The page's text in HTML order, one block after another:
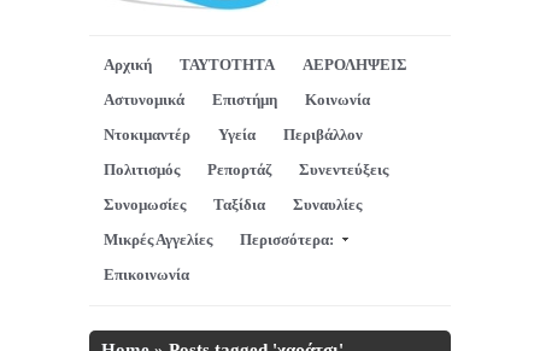
Αρχική ΤΑΥΤΟΤΗΤΑ
ΑΕΡΟΛΗΨΕΙΣ
Αστυνομικά
Επιστήμη
Κοινωνία
Ντοκιμαντέρ
Υγεία
Περιβάλλον
Πολιτισμός
Ρεπορτάζ
Συνεντεύξεις
Συνομωσίες
Ταξίδια
Συναυλίες
Μικρές Αγγελίες
Περισσότερα:
Επικοινωνία